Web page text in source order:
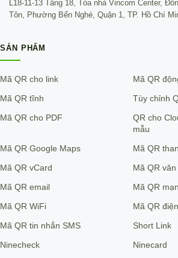
L18-11-13 Tầng 18, Tòa nhà Vincom Center,
Tôn, Phường Bến Nghé, Quận 1, TP. Hồ Chí
SẢN PHẨM
Mã QR cho link Mã QR
Mã QR tĩnh Tùy chỉnh
Mã QR cho PDF
QR cho
mẫu
Mã QR Google Maps Mã QR
Mã QR vCard Mã QR văn
Mã QR email Mã QR
Mã QR WiFi Mã QR
Mã QR tin nhắn SMS Short Link
Ninecheck Ninecard